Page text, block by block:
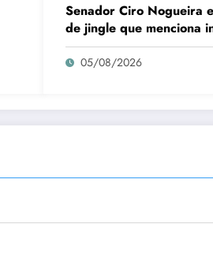
Senador Ciro Nogueira
de jingle que menciona
Piauí
05/08/2026